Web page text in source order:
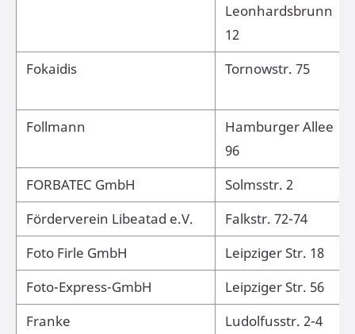
Leonhardsbrunn
12
Fokaidis
Tornowstr. 75
Follmann
Hamburger Allee
96
FORBATEC GmbH
Solmsstr. 2
Förderverein Libeatad e.V.
Falkstr. 72-74
Foto Firle GmbH
Leipziger Str. 18
Foto-Express-GmbH
Leipziger Str. 56
Franke
Ludolfusstr. 2-4